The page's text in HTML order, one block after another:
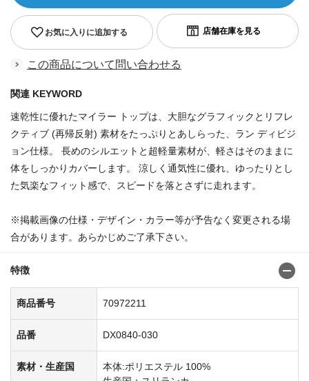
お気に入りに追加する
この商品について問い合わせる
関連 KEYWORD
速乾性に優れたマイラー トップは、大胆なグラフィックとリフレ
クティブ (再帰反射) 素材をたっぷりとあしらった、ラン ディビジ
ョン仕様。 長めのシルエットと超軽量素材が、軽さはそのままに
体をしっかりカバーします。 涼しく通気性に優れ、ゆったりとし
た気楽なフィット感で、スピードを落とさずに走れます。
※掲載画像の仕様・デザイン・カラー等が予告なく変更される場
合があります。あらかじめご了承下さい。
特徴
商品番号 70972211
品番 DX0840-030
素材・生産国
本体:ポリエステル 100%